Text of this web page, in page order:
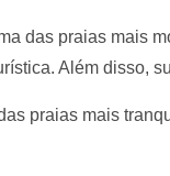
das praias mais
Além disso,
praias mais